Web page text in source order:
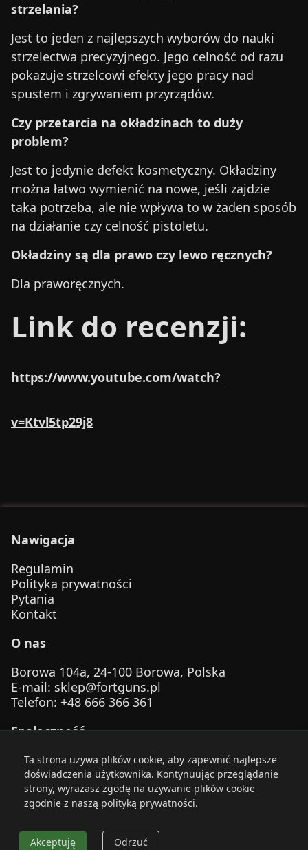
strzelania?
Jest to jeden z najlepszych wyborów do nauki
strzelectwa precyzyjnego. Jego celność od razu
pokazuje strzelcowi efekty jego pracy nad
spustem i zgrywaniem przyrządów.
Czy przetarcia na okładzinach to duży
problem?
Jest to jedynie defekt kosmetyczny. Okładziny
można łatwo wymienić na nowe, jeśli zajdzie
taka potrzeba, ale nie wpływa to w żaden sposób
na działanie czy celność pistoletu.
Okładziny są dla prawo czy lewo ręcznych?
Dla praworęcznych.
Link do recenzji:
https://www.youtube.com/watch?
v=Ktvl5tp29j8
Nawigacja
Regulamin
Polityka prywatności
Pytania
Kontakt
O nas
Borowa 104a, 24-100 Borowa, Polska
E-mail: sklep@fortguns.pl
Telefon: +48 666 366 361
Społeczność
odpowiedzialnie.
Ta strona używa plików cookie, aby zapewnić najlepsze
doświadczenia użytkownika. Kontynuując przeglądanie
strony, wyrażasz zgodę na używanie plików cookie
zgodnie z naszą polityką prywatności.
Akceptuję Odrzuć